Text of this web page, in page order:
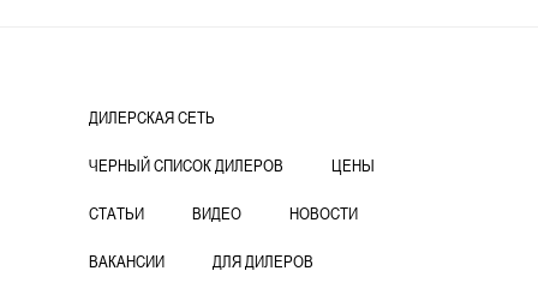
ДИЛЕРСКАЯ СЕТЬ
ЧЕРНЫЙ СПИСОК ДИЛЕРОВ ЦЕНЫ
СТАТЬИ ВИДЕО НОВОСТИ
ВАКАНСИИ ДЛЯ ДИЛЕРОВ